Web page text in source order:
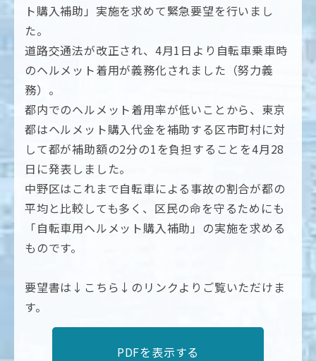
ト購入補助」実施を求めて緊急要望を行いまし
た。
道路交通法が改正され、4月1日より自転車乗車時
のヘルメット着用が義務化されました（努力義
務）。
都内でのヘルメット着用率が低いことから、東京
都はヘルメット購入代金を補助する区市町村に対
して都が補助額の2分の1を負担することを4月28
日に発表しました。
中野区はこれまで自転車による事故の割合が都の
平均と比較しても多く、区民の命を守るためにも
「自転車用ヘルメット購入補助」の実施を求める
ものです。
要望書は↓こちら↓のリンクよりご覧いただけま
す。
PDFを表示する